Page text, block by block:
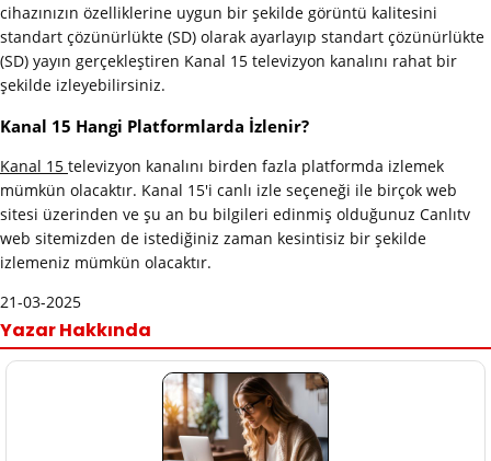
cihazınızın özelliklerine uygun bir şekilde görüntü kalitesini
standart çözünürlükte (SD) olarak ayarlayıp standart çözünürlükte
(SD) yayın gerçekleştiren Kanal 15 televizyon kanalını rahat bir
şekilde izleyebilirsiniz.
Kanal 15 Hangi Platformlarda İzlenir?
Kanal 15 televizyon kanalını birden fazla platformda izlemek
mümkün olacaktır. Kanal 15'i canlı izle seçeneği ile birçok web
sitesi üzerinden ve şu an bu bilgileri edinmiş olduğunuz Canlıtv
web sitemizden de istediğiniz zaman kesintisiz bir şekilde
izlemeniz mümkün olacaktır.
21-03-2025
Yazar Hakkında